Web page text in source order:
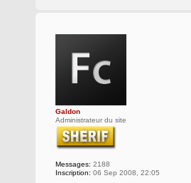
Galdon
Administrateur du site
Messages: 2188
Inscription: 06 Sep 2008, 22:05